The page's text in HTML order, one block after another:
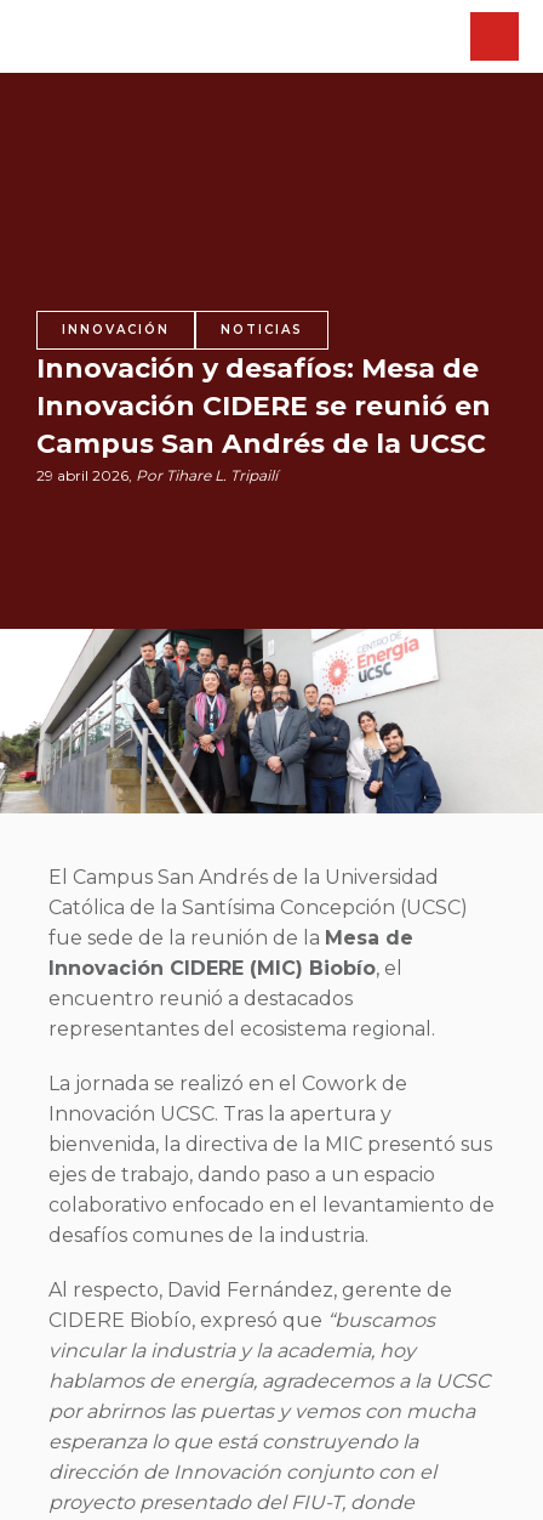
INNOVACIÓN NOTICIAS
Innovación y desafíos: Mesa de
Innovación CIDERE se reunió en
Campus San Andrés de la UCSC
29 abril 2026, Por Tihare L. Tripailí
El Campus San Andrés de la Universidad
Católica de la Santísima Concepción (UCSC)
fue sede de la reunión de la Mesa de
Innovación CIDERE (MIC) Biobío, el
encuentro reunió a destacados
representantes del ecosistema regional.
La jornada se realizó en el Cowork de
Innovación UCSC. Tras la apertura y
bienvenida, la directiva de la MIC presentó sus
ejes de trabajo, dando paso a un espacio
colaborativo enfocado en el levantamiento de
desafíos comunes de la industria.
Al respecto, David Fernández, gerente de
CIDERE Biobío, expresó que “buscamos
vincular la industria y la academia, hoy
hablamos de energía, agradecemos a la UCSC
por abrirnos las puertas y vemos con mucha
esperanza lo que está construyendo la
dirección de Innovación conjunto con el
proyecto presentado del FIU-T, donde